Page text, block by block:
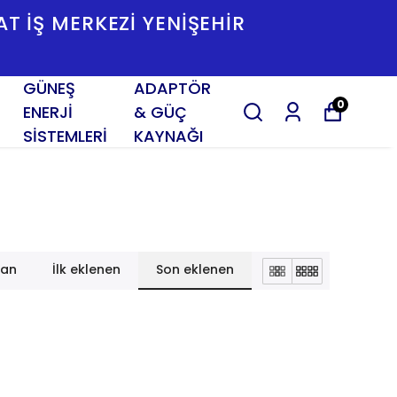
NO:2/K TESISAT İŞ MERKEZI
GÜNEŞ
ENERJİ
SİSTEMLERİ
ADAPTÖR
& GÜÇ
KAYNAĞI
0
İlk eklenen Son eklenen